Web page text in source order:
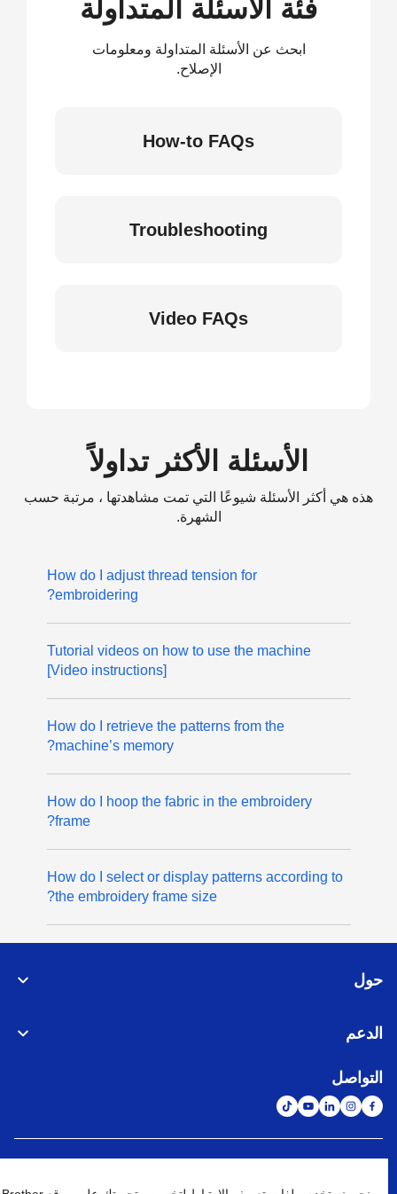
فئة الأسئلة المتداولة
ابحث عن الأسئلة المتداولة ومعلومات
الإصلاح.
How-to FAQs
Troubleshooting
Video FAQs
الأسئلة الأكثر تداولاً
هذه هي أكثر الأسئلة شيوعًا التي تمت مشاهدتها ، مرتبة حسب
الشهرة.
How do I adjust thread tension for
embroidering?
Tutorial videos on how to use the machine
[Video instructions]
How do I retrieve the patterns from the
machine’s memory?
How do I hoop the fabric in the embroidery
frame?
How do I select or display patterns according to
the embroidery frame size?
حول
الدعم
التواصل